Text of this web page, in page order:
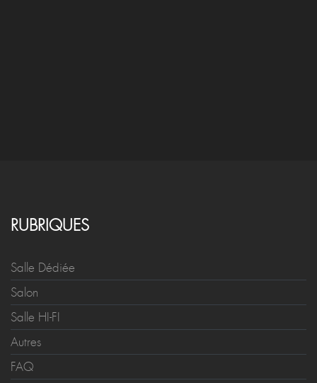
RUBRIQUES
Salle Dédiée
Salon
Salle HI-FI
Autres
FAQ